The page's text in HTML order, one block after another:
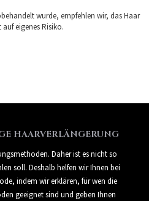
wurde, empfehlen wir, das Haar
eigenes Risiko.
HAARVERLÄNGERUNG
Daher ist es nicht so
soll. Deshalb helfen wir Ihnen bei
indem wir erklären, für wen die
geeignet sind und geben Ihnen